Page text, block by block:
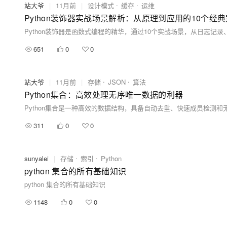
站大爷 | 11月前 | 设计模式 缓存 运维
Python装饰器实战场景解析：从原理到应用的10个经
651 0 0
站大爷 | 11月前 | 存储 JSON 算法
Python集合：高效处理无序唯一数据的利器
311 0 0
sunyalei | 存储 索引 Python
python 集合的所有基础知识
python 集合的所有基础知识
1148
0 0